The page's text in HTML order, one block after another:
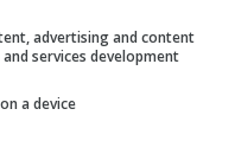
i shkyçjes, ekipet
advertising and content
services development
a device